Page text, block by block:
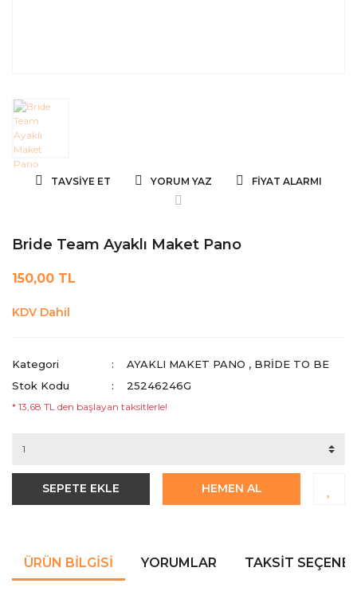
TAVSIYE ET YORUM YAZ FIYAT ALARMI
Bride Team Ayaklı Maket Pano
150,00 TL
KDV Dahil
Kategori AYAKLI MAKET PANO , BRİDE TO BE
Stok Kodu
25246246G
* 13,68 TL den başlayan taksitlerle!
SEPETE EKLE HEMEN AL
ÜRÜN BILGISI YORUMLAR TAKSIT